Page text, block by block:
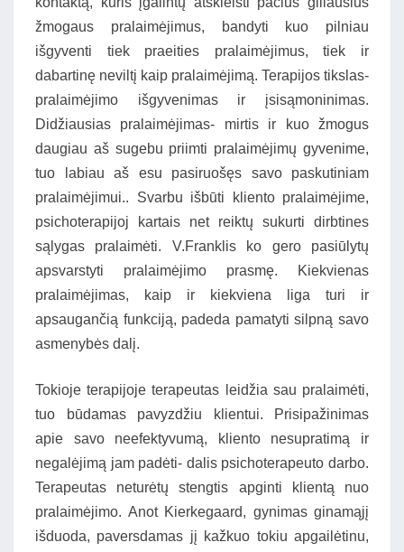
žmogaus pralaimėjimus, bandyti kuo pilniau
išgyventi tiek praeities pralaimėjimus, tiek ir
dabartinę neviltį kaip pralaimėjimą. Terapijos tikslas-
pralaimėjimo išgyvenimas ir įsisąmoninimas.
Didžiausias pralaimėjimas- mirtis ir kuo žmogus
daugiau aš sugebu priimti pralaimėjimų gyvenime,
tuo labiau aš esu pasiruošęs savo paskutiniam
pralaimėjimui.. Svarbu išbūti kliento pralaimėjime,
psichoterapijoj kartais net reiktų sukurti dirbtines
sąlygas pralaimėti. V.Franklis ko gero pasiūlytų
apsvarstyti pralaimėjimo prasmę. Kiekvienas
pralaimėjimas, kaip ir kiekviena liga turi ir
apsaugančią funkciją, padeda pamatyti silpną savo
asmenybės dalį.
Tokioje terapijoje terapeutas leidžia sau pralaimėti,
tuo būdamas pavyzdžiu klientui. Prisipažinimas
apie savo neefektyvumą, kliento nesupratimą ir
negalėjimą jam padėti- dalis psichoterapeuto darbo.
Terapeutas neturėtų stengtis apginti klientą nuo
pralaimėjimo. Anot Kierkegaard, gynimas ginamąjį
išduoda, paversdamas jį kažkuo tokiu apgailėtinu,